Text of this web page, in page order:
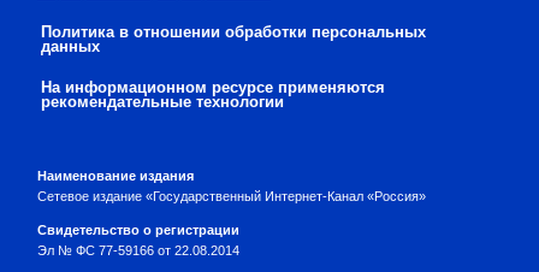
Политика в отношении обработки персональных
данных
На информационном ресурсе применяются
рекомендательные технологии
Наименование издания
Сетевое издание «Государственный Интернет-Канал «Россия»
Свидетельство о регистрации
Эл № ФС 77-59166 от 22.08.2014